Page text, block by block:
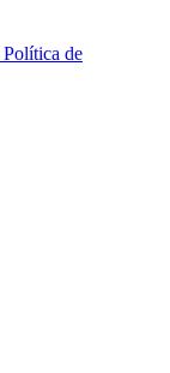
Política de